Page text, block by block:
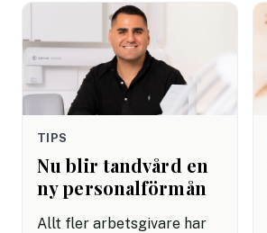
TIPS
Nu blir tandvård en
ny personalförmån
Allt fler arbetsgivare har